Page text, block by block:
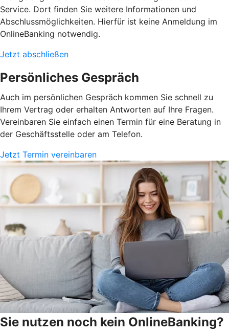
Service. Dort finden Sie weitere Informationen und
Abschlussmöglichkeiten. Hierfür ist keine Anmeldung im
OnlineBanking notwendig.
Jetzt abschließen
Persönliches Gespräch
Auch im persönlichen Gespräch kommen Sie schnell zu
Ihrem Vertrag oder erhalten Antworten auf Ihre Fragen.
Vereinbaren Sie einfach einen Termin für eine Beratung in
der Geschäftsstelle oder am Telefon.
Jetzt Termin vereinbaren
Sie nutzen noch kein OnlineBanking?